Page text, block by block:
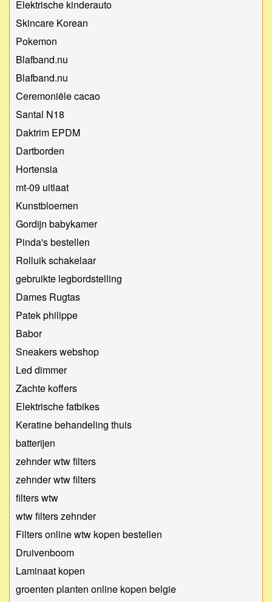
Elektrische kinderauto
Skincare Korean
Pokemon
Blafband.nu
Blafband.nu
Ceremoniële cacao
Santal N18
Daktrim EPDM
Dartborden
Hortensia
mt-09 uitlaat
Kunstbloemen
Gordijn babykamer
Pinda's bestellen
Rolluik schakelaar
gebruikte legbordstelling
Dames Rugtas
Patek philippe
Babor
Sneakers webshop
Led dimmer
Zachte koffers
Elektrische fatbikes
Keratine behandeling thuis
batterijen
zehnder wtw filters
zehnder wtw filters
filters wtw
wtw filters zehnder
Filters online wtw kopen bestellen
Druivenboom
Laminaat kopen
groenten planten online kopen belgie